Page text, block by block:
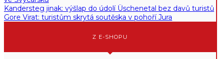
Kandersteg jinak: výšlap do údolí Üschenetal bez davů turistů
Gore Virat: turistům skrytá soutěska v pohoří Jura
Z E-SHOPU